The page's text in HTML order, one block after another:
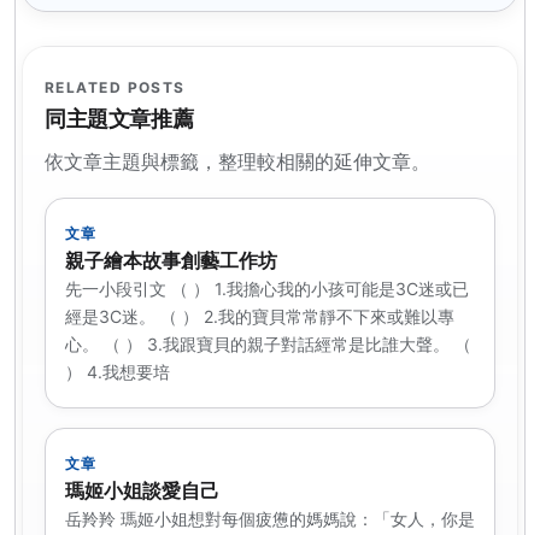
RELATED POSTS
同主題文章推薦
依文章主題與標籤，整理較相關的延伸文章。
文章
親子繪本故事創藝工作坊
先一小段引文 （ ） 1.我擔心我的小孩可能是3C迷或已
經是3C迷。 （ ） 2.我的寶貝常常靜不下來或難以專
心。 （ ） 3.我跟寶貝的親子對話經常是比誰大聲。 （
） 4.我想要培
文章
瑪姬小姐談愛自己
岳羚羚 瑪姬小姐想對每個疲憊的媽媽說：「女人，你是